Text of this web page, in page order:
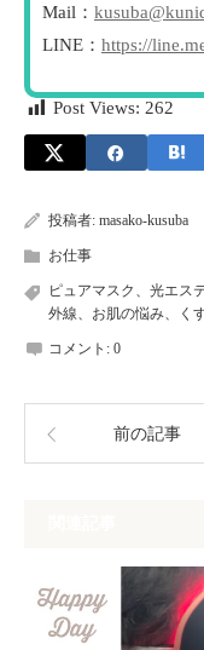
Mail：
LINE： https://
Post Views: 262
投稿者: masako-kusuba
お仕事
ピュアマスク、光エス
外線、お肌の悩み、く
コメント: 0
前の記事